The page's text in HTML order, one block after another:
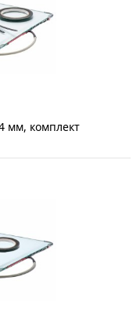
мм, комплект